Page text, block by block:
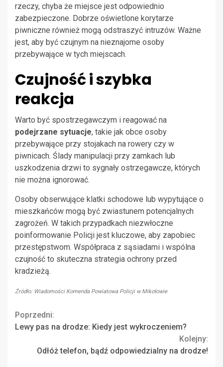
rzeczy, chyba że miejsce jest odpowiednio
zabezpieczone. Dobrze oświetlone korytarze
piwniczne również mogą odstraszyć intruzów. Ważne
jest, aby być czujnym na nieznajome osoby
przebywające w tych miejscach.
Czujność i szybka
reakcja
Warto być spostrzegawczym i reagować na
podejrzane sytuacje, takie jak obce osoby
przebywające przy stojakach na rowery czy w
piwnicach. Ślady manipulacji przy zamkach lub
uszkodzenia drzwi to sygnały ostrzegawcze, których
nie można ignorować.
Osoby obserwujące klatki schodowe lub wypytujące o
mieszkańców mogą być zwiastunem potencjalnych
zagrożeń. W takich przypadkach niezwłoczne
poinformowanie Policji jest kluczowe, aby zapobiec
przestępstwom. Współpraca z sąsiadami i wspólna
czujność to skuteczna strategia ochrony przed
kradzieżą.
Źródło: Wiadomości Komenda Powiatowa Policji w Mikołowie
Continue
Reading
Poprzedni:
Lewy pas na drodze: Kiedy jest wykroczeniem?
Kolejny:
Odłóż telefon, bądź odpowiedzialny na drodze!